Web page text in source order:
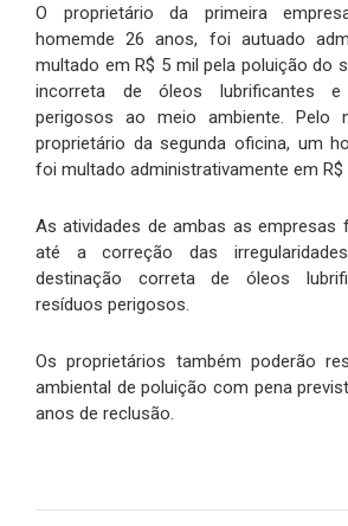
O proprietário da primeira
homemde 26 anos, foi autuado
multado em R$ 5 mil pela poluição do
incorreta de óleos lubrificantes
perigosos ao meio ambiente. Pelo
proprietário da segunda oficina, um
foi multado administrativamente em R$
As atividades de ambas as empresas
até a correção das
destinação correta de óleos
resíduos perigosos.
Os proprietários também poderão
ambiental de poluição com pena
anos de reclusão.